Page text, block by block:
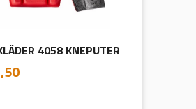
4058 KNEPUTER
mva.